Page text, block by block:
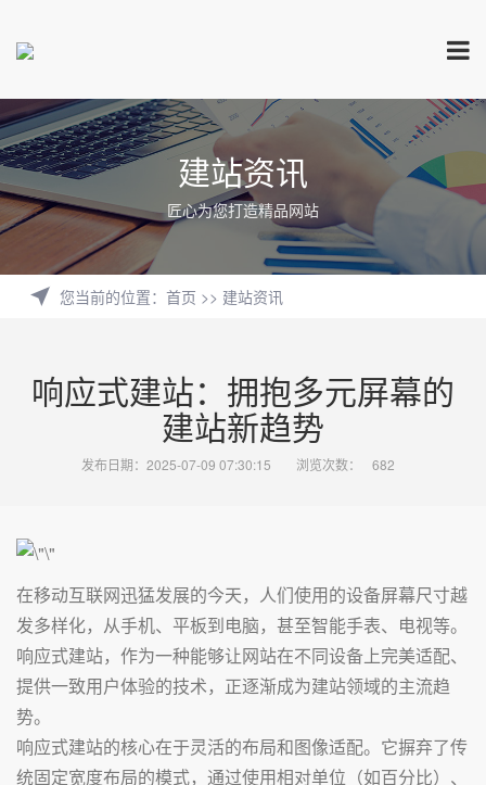
建站资讯
匠心为您打造精品网站
您当前的位置： 首页 >> 建站资讯
响应式建站：拥抱多元屏幕的
建站新趋势
发布日期：2025-07-09 07:30:15 浏览次数： 682
在移动互联网迅猛发展的今天，人们使用的设备屏幕尺寸越
发多样化，从手机、平板到电脑，甚至智能手表、电视等。
响应式建站，作为一种能够让网站在不同设备上完美适配、
提供一致用户体验的技术，正逐渐成为建站领域的主流趋
势。
响应式建站的核心在于灵活的布局和图像适配。它摒弃了传
统固定宽度布局的模式，通过使用相对单位（如百分比）、